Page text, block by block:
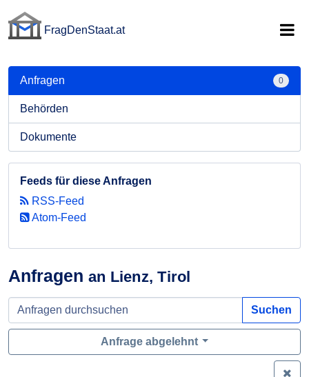
FragDenStaat.at
Anfragen an Lienz, Tirol
Suchen
Anfrage abgelehnt
Anfragen 0
Behörden
Dokumente
Feeds für diese Anfragen
RSS-Feed
Atom-Feed